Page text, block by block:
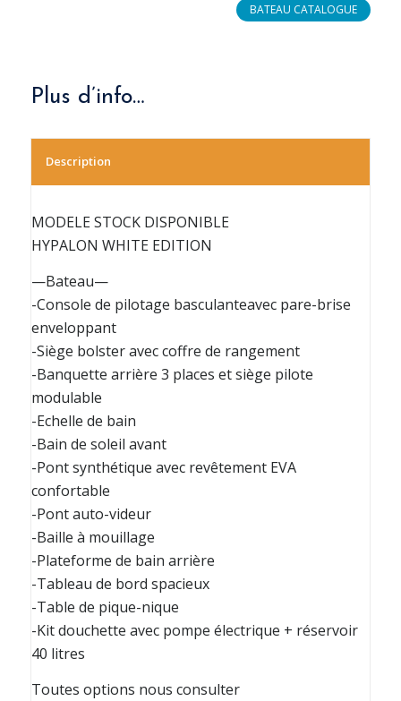
BATEAU CATALOGUE
Plus d’info…
Description
MODELE STOCK DISPONIBLE
HYPALON WHITE EDITION
—Bateau—
-Console de pilotage basculanteavec pare-brise
enveloppant
-Siège bolster avec coffre de rangement
-Banquette arrière 3 places et siège pilote
modulable
-Echelle de bain
-Bain de soleil avant
-Pont synthétique avec revêtement EVA
confortable
-Pont auto-videur
-Baille à mouillage
-Plateforme de bain arrière
-Tableau de bord spacieux
-Table de pique-nique
-Kit douchette avec pompe électrique + réservoir
40 litres
Toutes options nous consulter